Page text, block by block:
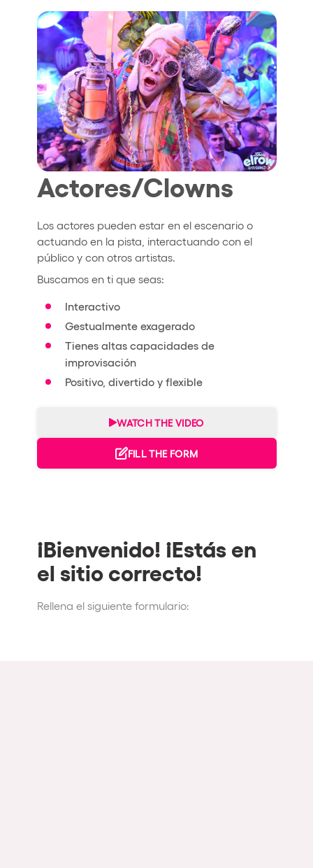
Quienes somos
¿Quieres trabajar con nosotros?
elrow News
Síguenos en tiktok
Síguenos en facebook
Síguenos en instagram
Síguenos en twitter
Síguenos en linkedin
Síguenos en youtube
Política de Privacidad
Política de Cookies
Política de Sostenibilidad
Actores/Clowns
Los actores pueden estar en el escenario o
actuando en la pista, interactuando con el
público y con otros artistas.
Buscamos en ti que seas:
Interactivo
Gestualmente exagerado
Tienes altas capacidades de
improvisación
Positivo, divertido y flexible
WATCH THE VIDEO
FILL THE FORM
¡Bienvenido! ¡Estás en
el sitio correcto!
Rellena el siguiente formulario: